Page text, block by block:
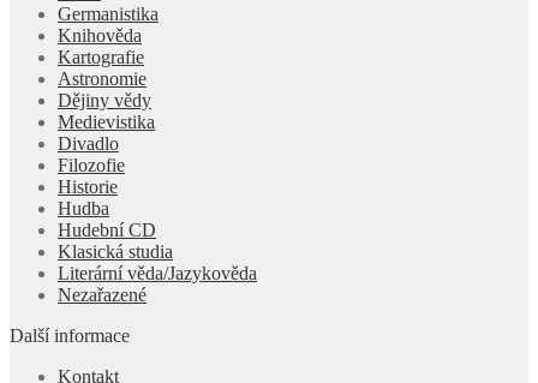
Germanistika
Knihověda
Kartografie
Astronomie
Dějiny vědy
Medievistika
Divadlo
Filozofie
Historie
Hudba
Hudební CD
Klasická studia
Literární věda/Jazykověda
Nezařazené
Další informace
Kontakt